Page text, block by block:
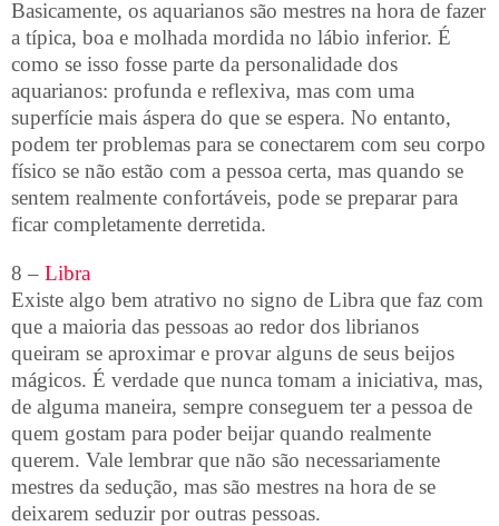
Basicamente, os aquarianos são mestres na hora de fazer
a típica, boa e molhada mordida no lábio inferior. É
como se isso fosse parte da personalidade dos
aquarianos: profunda e reflexiva, mas com uma
superfície mais áspera do que se espera. No entanto,
podem ter problemas para se conectarem com seu corpo
físico se não estão com a pessoa certa, mas quando se
sentem realmente confortáveis, pode se preparar para
ficar completamente derretida.
8 – Libra
Existe algo bem atrativo no signo de Libra que faz com
que a maioria das pessoas ao redor dos librianos
queiram se aproximar e provar alguns de seus beijos
mágicos. É verdade que nunca tomam a iniciativa, mas,
de alguma maneira, sempre conseguem ter a pessoa de
quem gostam para poder beijar quando realmente
querem. Vale lembrar que não são necessariamente
mestres da sedução, mas são mestres na hora de se
deixarem seduzir por outras pessoas.